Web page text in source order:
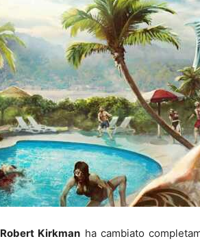
Robert Kirkman ha cambiato